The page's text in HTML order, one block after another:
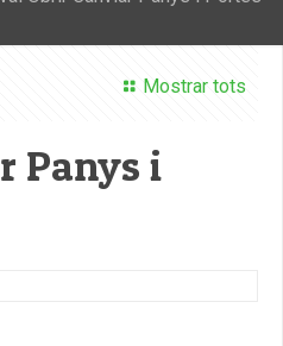
Mostrar tots
Panys i